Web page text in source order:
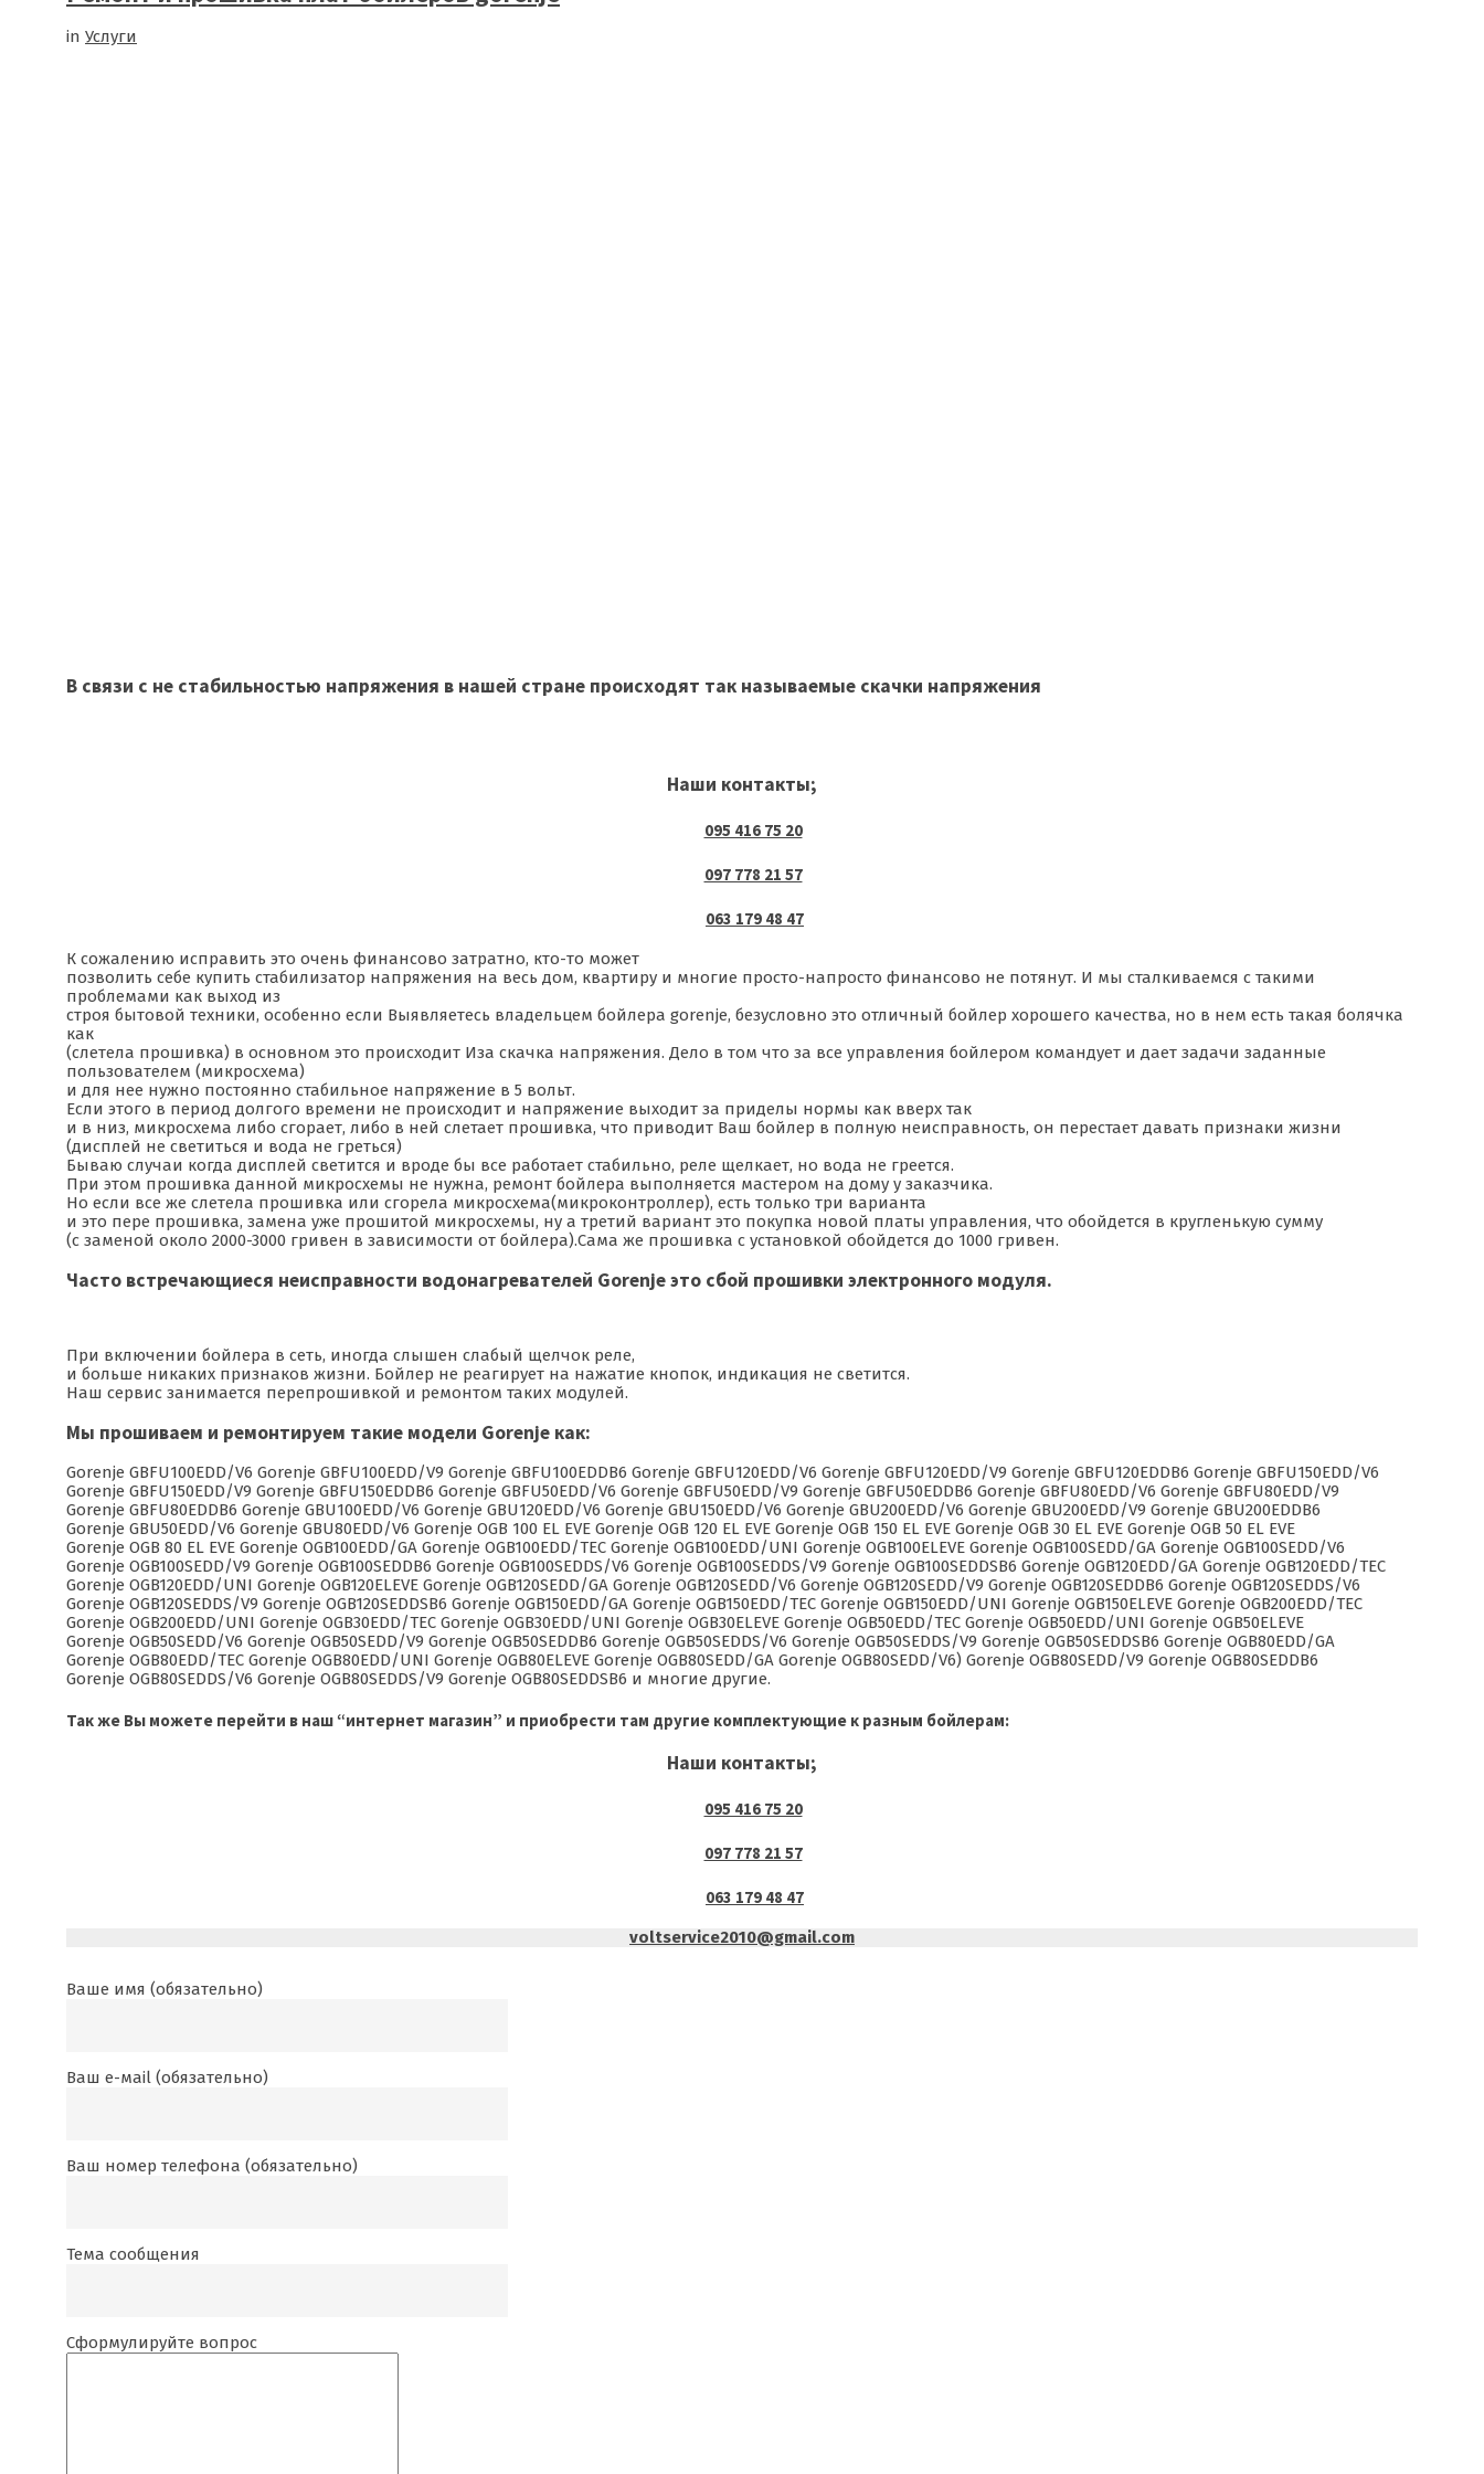
in Услуги
В связи с не стабильностью напряжения в нашей стране происходят так называемые скачки напряжения
Наши контакты;
095 416 75 20
097 778 21 57
063 179 48 47
К сожалению исправить это очень финансово затратно, кто-то может
позволить себе купить стабилизатор напряжения на весь дом, квартиру и многие просто-напросто финансово не потянут. И мы сталкиваемся с такими
проблемами как выход из
строя бытовой техники, особенно если Выявляетесь владельцем бойлера gorenje, безусловно это отличный бойлер хорошего качества, но в нем есть такая болячка
как
(слетела прошивка) в основном это происходит Иза скачка напряжения. Дело в том что за все управления бойлером командует и дает задачи заданные
пользователем (микросхема)
и для нее нужно постоянно стабильное напряжение в 5 вольт.
Если этого в период долгого времени не происходит и напряжение выходит за приделы нормы как вверх так
и в низ, микросхема либо сгорает, либо в ней слетает прошивка, что приводит Ваш бойлер в полную неисправность, он перестает давать признаки жизни
(дисплей не светиться и вода не греться)
Бываю случаи когда дисплей светится и вроде бы все работает стабильно, реле щелкает, но вода не греется.
При этом прошивка данной микросхемы не нужна, ремонт бойлера выполняется мастером на дому у заказчика.
Но если все же слетела прошивка или сгорела микросхема(микроконтроллер), есть только три варианта
и это пере прошивка, замена уже прошитой микросхемы, ну а третий вариант это покупка новой платы управления, что обойдется в кругленькую сумму
(с заменой около 2000-3000 гривен в зависимости от бойлера).Сама же прошивка с установкой обойдется до 1000 гривен.
Часто встречающиеся неисправности водонагревателей Gorenje это сбой прошивки электронного модуля.
При включении бойлера в сеть, иногда слышен слабый щелчок реле,
и больше никаких признаков жизни. Бойлер не реагирует на нажатие кнопок, индикация не светится.
Наш сервис занимается перепрошивкой и ремонтом таких модулей.
Мы прошиваем и ремонтируем такие модели Gorenje как:
Gorenje GBFU100EDD/V6 Gorenje GBFU100EDD/V9 Gorenje GBFU100EDDB6 Gorenje GBFU120EDD/V6 Gorenje GBFU120EDD/V9 Gorenje GBFU120EDDB6 Gorenje GBFU150EDD/V6
Gorenje GBFU150EDD/V9 Gorenje GBFU150EDDB6 Gorenje GBFU50EDD/V6 Gorenje GBFU50EDD/V9 Gorenje GBFU50EDDB6 Gorenje GBFU80EDD/V6 Gorenje GBFU80EDD/V9
Gorenje GBFU80EDDB6 Gorenje GBU100EDD/V6 Gorenje GBU120EDD/V6 Gorenje GBU150EDD/V6 Gorenje GBU200EDD/V6 Gorenje GBU200EDD/V9 Gorenje GBU200EDDB6
Gorenje GBU50EDD/V6 Gorenje GBU80EDD/V6 Gorenje OGB 100 EL EVE Gorenje OGB 120 EL EVE Gorenje OGB 150 EL EVE Gorenje OGB 30 EL EVE Gorenje OGB 50 EL EVE
Gorenje OGB 80 EL EVE Gorenje OGB100EDD/GA Gorenje OGB100EDD/TEC Gorenje OGB100EDD/UNI Gorenje OGB100ELEVE Gorenje OGB100SEDD/GA Gorenje OGB100SEDD/V6
Gorenje OGB100SEDD/V9 Gorenje OGB100SEDDB6 Gorenje OGB100SEDDS/V6 Gorenje OGB100SEDDS/V9 Gorenje OGB100SEDDSB6 Gorenje OGB120EDD/GA Gorenje OGB120EDD/TEC
Gorenje OGB120EDD/UNI Gorenje OGB120ELEVE Gorenje OGB120SEDD/GA Gorenje OGB120SEDD/V6 Gorenje OGB120SEDD/V9 Gorenje OGB120SEDDB6 Gorenje OGB120SEDDS/V6
Gorenje OGB120SEDDS/V9 Gorenje OGB120SEDDSB6 Gorenje OGB150EDD/GA Gorenje OGB150EDD/TEC Gorenje OGB150EDD/UNI Gorenje OGB150ELEVE Gorenje OGB200EDD/TEC
Gorenje OGB200EDD/UNI Gorenje OGB30EDD/TEC Gorenje OGB30EDD/UNI Gorenje OGB30ELEVE Gorenje OGB50EDD/TEC Gorenje OGB50EDD/UNI Gorenje OGB50ELEVE
Gorenje OGB50SEDD/V6 Gorenje OGB50SEDD/V9 Gorenje OGB50SEDDB6 Gorenje OGB50SEDDS/V6 Gorenje OGB50SEDDS/V9 Gorenje OGB50SEDDSB6 Gorenje OGB80EDD/GA
Gorenje OGB80EDD/TEC Gorenje OGB80EDD/UNI Gorenje OGB80ELEVE Gorenje OGB80SEDD/GA Gorenje OGB80SEDD/V6) Gorenje OGB80SEDD/V9 Gorenje OGB80SEDDB6
Gorenje OGB80SEDDS/V6 Gorenje OGB80SEDDS/V9 Gorenje OGB80SEDDSB6 и многие другие.
Так же Вы можете перейти в наш “интернет магазин” и приобрести там другие комплектующие к разным бойлерам:
Наши контакты;
095 416 75 20
097 778 21 57
063 179 48 47
voltservice2010@gmail.com
Ваше имя (обязательно)
Ваш е-маil (обязательно)
Ваш номер телефона (обязательно)
Тема сообщения
Сформулируйте вопрос